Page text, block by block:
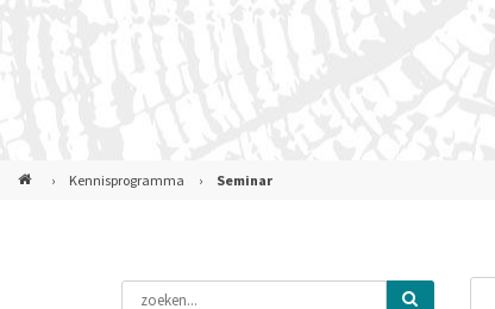
› Kennisprogramma › Seminar